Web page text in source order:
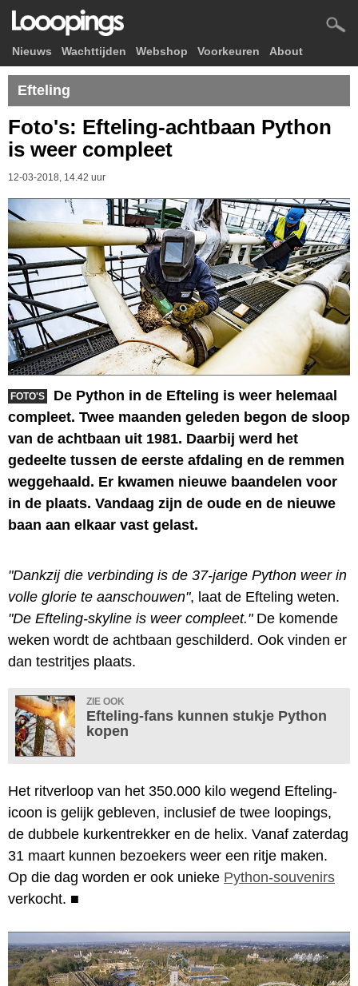
Nieuws Wachttijden Webshop Voorkeuren About
Efteling
Foto's: Efteling-achtbaan Python
is weer compleet
12-03-2018, 14.42 uur
FOTO'S
De Python in de Efteling is weer helemaal
compleet. Twee maanden geleden begon de sloop
van de achtbaan uit 1981. Daarbij werd het
gedeelte tussen de eerste afdaling en de remmen
weggehaald. Er kwamen nieuwe baandelen voor
in de plaats. Vandaag zijn de oude en de nieuwe
baan aan elkaar vast gelast.
"Dankzij die verbinding is de 37-jarige Python weer in
volle glorie te aanschouwen", laat de Efteling weten.
"De Efteling-skyline is weer compleet."De komende
weken wordt de achtbaan geschilderd. Ook vinden er
dan testritjes plaats.
ZIE OOK
Efteling-fans kunnen stukje Python
kopen
Het ritverloop van het 350.000 kilo wegend Efteling-
icoon is gelijk gebleven, inclusief de twee loopings,
de dubbele kurkentrekker en de helix. Vanaf zaterdag
31 maart kunnen bezoekers weer een ritje maken.
Op die dag worden er ook unieke Python-souvenirs
verkocht. ■